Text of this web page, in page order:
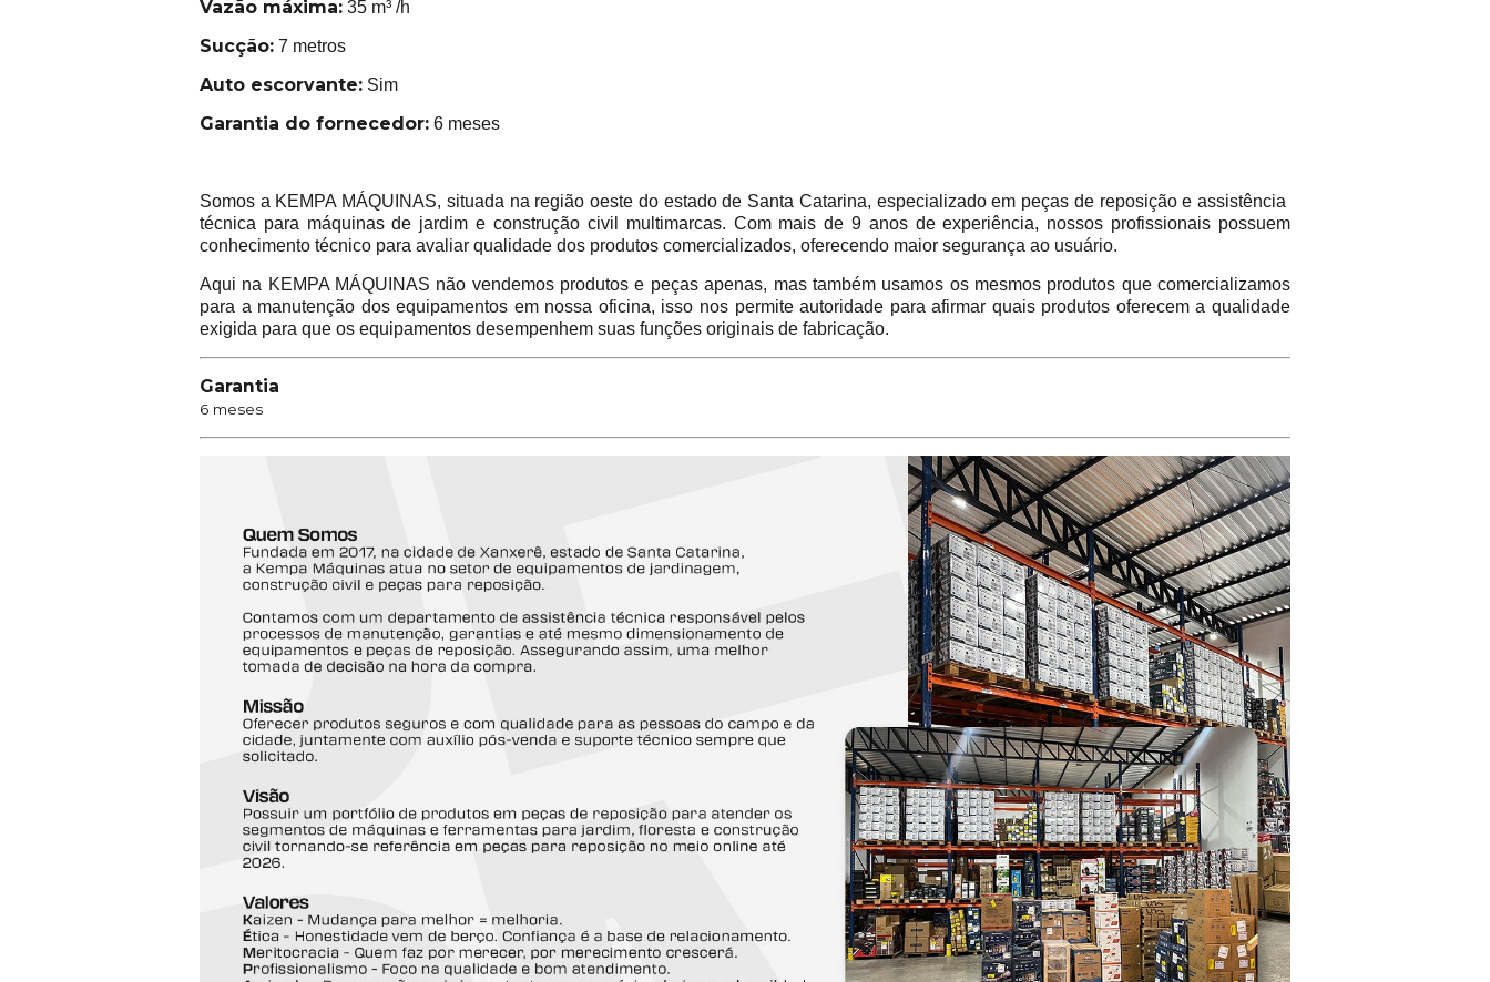
Vazão máxima: 35 m³ /h
Sucção: 7 metros
Auto escorvante: Sim
Garantia do fornecedor: 6 meses
Somos a KEMPA MÁQUINAS, situada na região oeste do estado de Santa Catarina, especializado em peças de reposição e assistência
técnica para máquinas de jardim e construção civil multimarcas. Com mais de 9 anos de experiência, nossos profissionais possuem
conhecimento técnico para avaliar qualidade dos produtos comercializados, oferecendo maior segurança ao usuário.
Aqui na KEMPA MÁQUINAS não vendemos produtos e peças apenas, mas também usamos os mesmos produtos que comercializamos
para a manutenção dos equipamentos em nossa oficina, isso nos permite autoridade para afirmar quais produtos oferecem a qualidade
exigida para que os equipamentos desempenhem suas funções originais de fabricação.
Garantia
6 meses